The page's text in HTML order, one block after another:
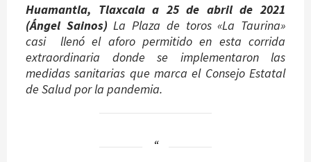
Huamantla, Tlaxcala a 25 de abril de 2021
(Ángel Sainos) La Plaza de toros «La Taurina»
casi llenó el aforo permitido en esta corrida
extraordinaria donde se implementaron las
medidas sanitarias que marca el Consejo Estatal
de Salud por la pandemia.